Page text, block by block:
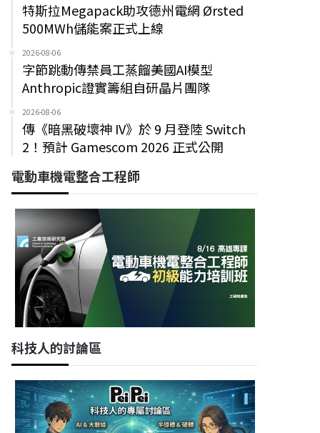
特斯拉Megapack助攻德州電網 Ørsted
500MWh儲能案正式上線
2026-08-06
字節跳動傳禁員工蒸餾美國AI模型
Anthropic證實籌組自研晶片團隊
2026-08-06
傳《暗黑破壞神 IV》於 9 月登陸 Switch
2！預計 Gamescom 2026 正式公開
電動車機電整合工程師
科技人的討論區